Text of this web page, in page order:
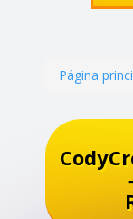
Página